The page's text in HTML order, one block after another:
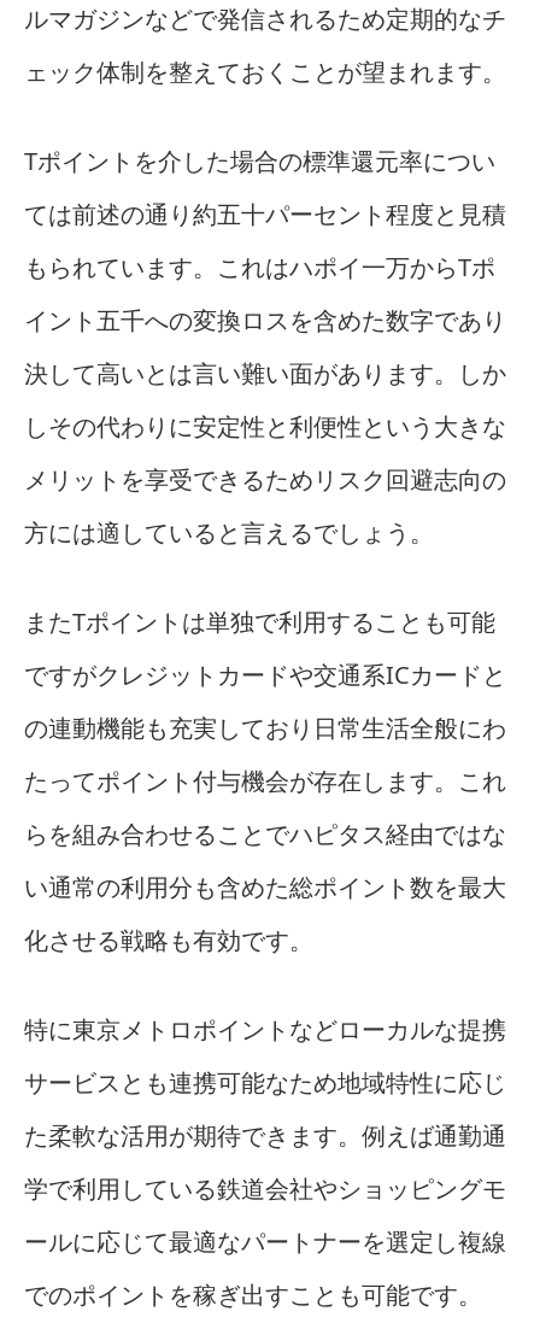
ルマガジンなどで発信されるため定期的なチ
ェック体制を整えておくことが望まれます。
Tポイントを介した場合の標準還元率につい
ては前述の通り約五十パーセント程度と見積
もられています。これはハポイ一万からTポ
イント五千への変換ロスを含めた数字であり
決して高いとは言い難い面があります。しか
しその代わりに安定性と利便性という大きな
メリットを享受できるためリスク回避志向の
方には適していると言えるでしょう。
またTポイントは単独で利用することも可能
ですがクレジットカードや交通系ICカードと
の連動機能も充実しており日常生活全般にわ
たってポイント付与機会が存在します。これ
らを組み合わせることでハピタス経由ではな
い通常の利用分も含めた総ポイント数を最大
化させる戦略も有効です。
特に東京メトロポイントなどローカルな提携
サービスとも連携可能なため地域特性に応じ
た柔軟な活用が期待できます。例えば通勤通
学で利用している鉄道会社やショッピングモ
ールに応じて最適なパートナーを選定し複線
でのポイントを稼ぎ出すことも可能です。